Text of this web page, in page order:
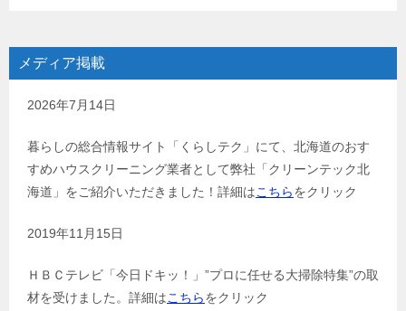
メディア掲載
2026年7月14日
暮らしの総合情報サイト「くらしテク」にて、北海道のおす
すめハウスクリーニング業者として弊社「クリーンテック北
海道」をご紹介いただきました！詳細はこちらをクリック
2019年11月15日
ＨＢＣテレビ「今日ドキッ！」”プロに任せる大掃除特集”の取
材を受けました。詳細はこちらをクリック